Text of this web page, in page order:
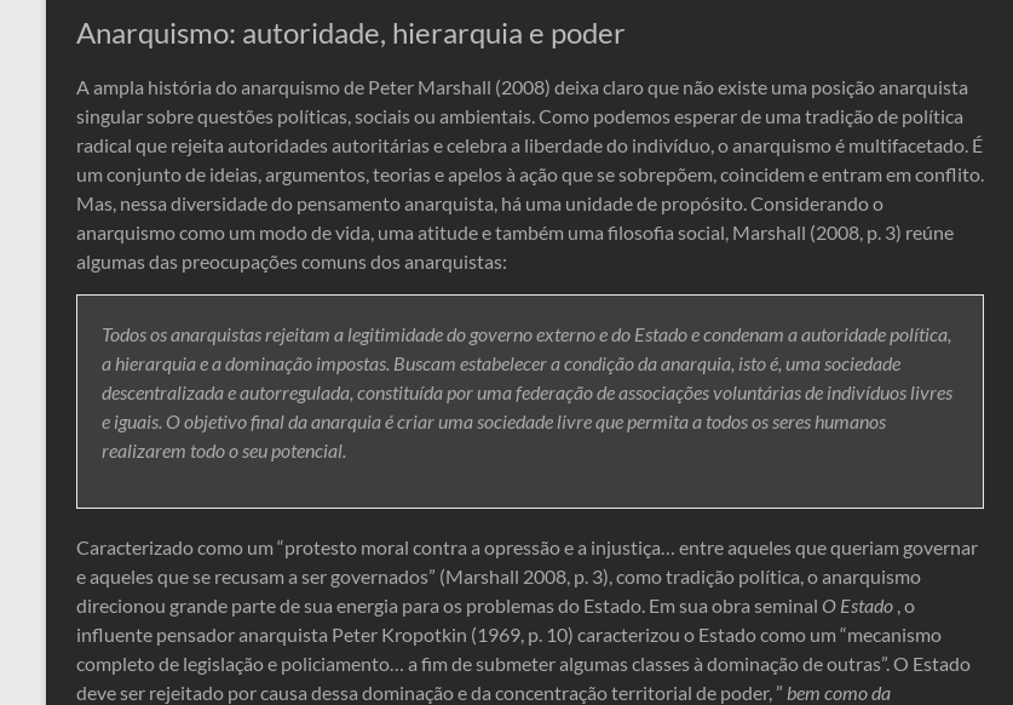
Anarquismo: autoridade, hierarquia e poder
A ampla história do anarquismo de Peter Marshall (2008) deixa claro que não existe uma posição anarquista
singular sobre questões políticas, sociais ou ambientais. Como podemos esperar de uma tradição de política
radical que rejeita autoridades autoritárias e celebra a liberdade do indivíduo, o anarquismo é multifacetado. É
um conjunto de ideias, argumentos, teorias e apelos à ação que se sobrepõem, coincidem e entram em conflito.
Mas, nessa diversidade do pensamento anarquista, há uma unidade de propósito. Considerando o
anarquismo como um modo de vida, uma atitude e também uma filosofia social, Marshall (2008, p. 3) reúne
algumas das preocupações comuns dos anarquistas:
Todos os anarquistas rejeitam a legitimidade do governo externo e do Estado e condenam a autoridade política,
a hierarquia e a dominação impostas. Buscam estabelecer a condição da anarquia, isto é, uma sociedade
descentralizada e autorregulada, constituída por uma federação de associações voluntárias de indivíduos livres
e iguais. O objetivo final da anarquia é criar uma sociedade livre que permita a todos os seres humanos
realizarem todo o seu potencial.
Caracterizado como um “protesto moral contra a opressão e a injustiça… entre aqueles que queriam governar
e aqueles que se recusam a ser governados” (Marshall 2008, p. 3), como tradição política, o anarquismo
direcionou grande parte de sua energia para os problemas do Estado. Em sua obra seminal O Estado , o
influente pensador anarquista Peter Kropotkin (1969, p. 10) caracterizou o Estado como um “mecanismo
completo de legislação e policiamento… a fim de submeter algumas classes à dominação de outras”. O Estado
deve ser rejeitado por causa dessa dominação e da concentração territorial de poder, ” bem como da